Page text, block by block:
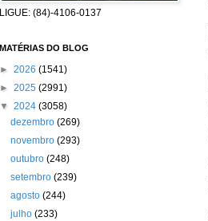
LIGUE: (84)-4106-0137
MATÉRIAS DO BLOG
► 2026 (1541)
► 2025 (2991)
▼ 2024 (3058)
dezembro(269)
novembro(293)
outubro(248)
setembro(239)
agosto(244)
julho(233)